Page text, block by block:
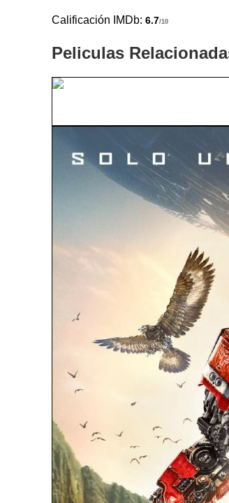
Calificación IMDb:6.7/10
Peliculas